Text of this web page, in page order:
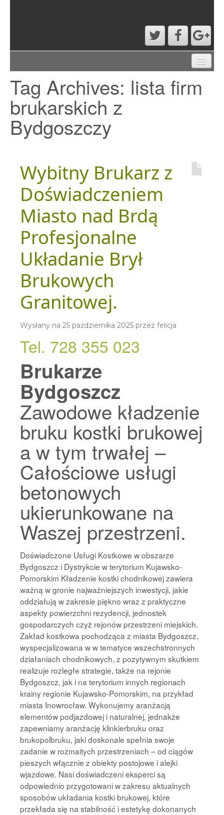
PRZYKŁADOWA STRONA
STRONA GŁÓWNA
Tag Archives: lista firm
brukarskich z
Bydgoszczy
Wybitny Brukarz z
Doświadczeniem
Miasto nad Brdą
Profesjonalne
Układanie Brył
Brukowych
Granitowej.
Wysłany na 25 października 2025 przez felicja
Tel. 728 355 023
Brukarze
Bydgoszcz
Zawodowe kładzenie
bruku kostki brukowej
a w tym trwałej –
Całościowe usługi
betonowych
ukierunkowane na
Waszej przestrzeni.
Doświadczone Usługi Kostkowe w obszarze
Bydgoszcz i Dystrykcie w terytorium Kujawsko-
Pomorskim Kładzenie kostki chodnikowej zawiera
ważną w gronie najważniejszych inwestycji, jakie
oddziałują w zakresie piękno wraz z praktyczne
aspekty powierzchni rezydencji, jednostek
gospodarczych czyż rejonów przestrzeni miejskich.
Zakład kostkowa pochodząca z miasta Bydgoszcz,
wyspecjalizowana w w tematyce wszechstronnych
działaniach chodnikowych, z pozytywnym skutkiem
realizuje rozległe strategie, także na rejonie
Bydgoszcz, jak i na terytorium innych regionach
krainy regionie Kujawsko-Pomorskim, na przykład
miasta Inowrocław. Wykonujemy aranżacją
elementów podjazdowej i naturalnej, jednakże
zapewniamy aranżację klinkierbruku oraz
brukopolbruku, jaki doskonale spełnia swoje
zadanie w rozmaitych przestrzeniach – od ciągów
pieszych włącznie z obiekty postojowe i alejki
wjazdowe. Nasi doświadczeni eksperci są
odpowiednio przygotowani w zakresu aktualnych
sposobów układania kostki brukowej, które
przekłada się na stabilność i estetykę dokonanych